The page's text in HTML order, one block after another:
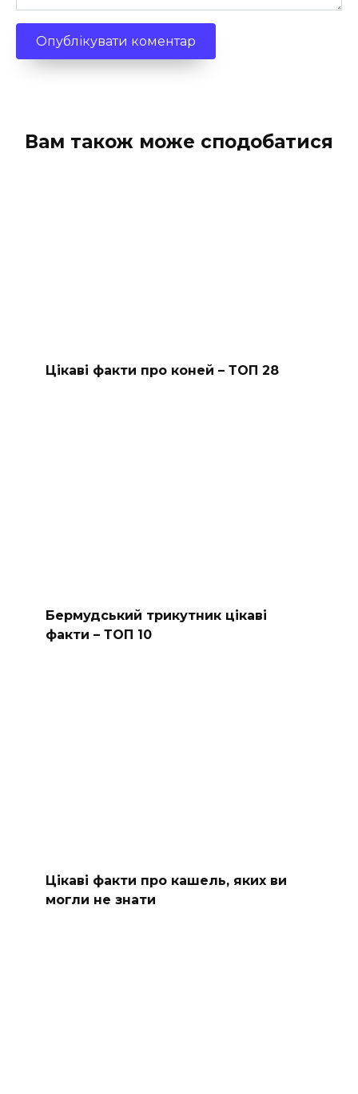
Вам також може сподобатися
Цікаві факти про коней – ТОП 28
Бермудський трикутник цікаві
факти – ТОП 10
Цікаві факти про кашель, яких ви
могли не знати